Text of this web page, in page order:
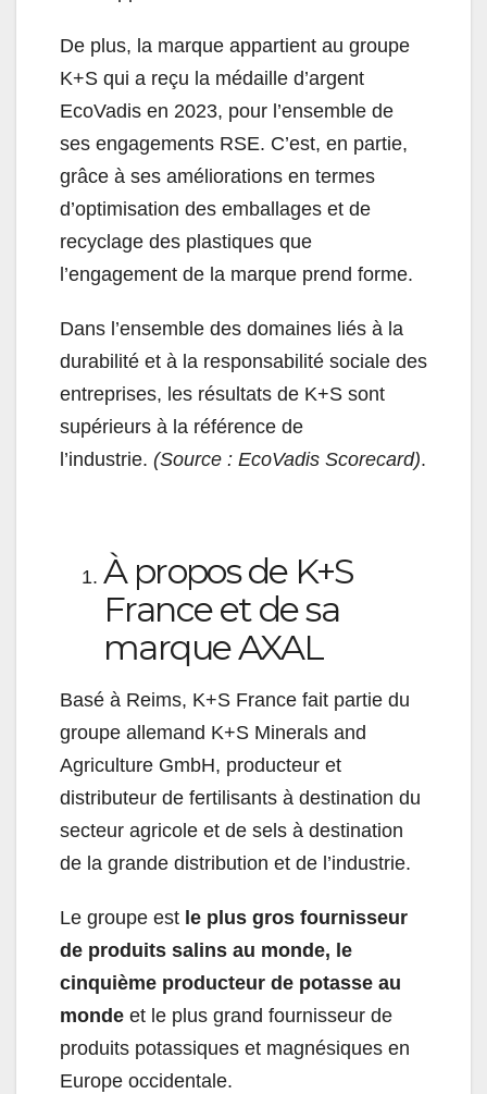
De plus, la marque appartient au groupe
K+S qui a reçu la médaille d’argent
EcoVadis en 2023, pour l’ensemble de
ses engagements RSE. C’est, en partie,
grâce à ses améliorations en termes
d’optimisation des emballages et de
recyclage des plastiques que
l’engagement de la marque prend forme.
Dans l’ensemble des domaines liés à la
durabilité et à la responsabilité sociale des
entreprises, les résultats de K+S sont
supérieurs à la référence de
l’industrie. (Source : EcoVadis Scorecard).
À propos de K+S
France et de sa
marque AXAL
Basé à Reims, K+S France fait partie du
groupe allemand K+S Minerals and
Agriculture GmbH, producteur et
distributeur de fertilisants à destination du
secteur agricole et de sels à destination
de la grande distribution et de l’industrie.
Le groupe est le plus gros fournisseur
de produits salins au monde, le
cinquième producteur de potasse au
monde et le plus grand fournisseur de
produits potassiques et magnésiques en
Europe occidentale.